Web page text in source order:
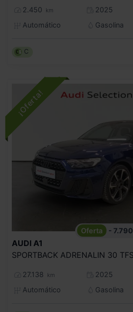
2.450 km
2025
Automático
Gasolina
C
- 7.790
AUDI A1
27.138 km
2025
Automático
Gasolina